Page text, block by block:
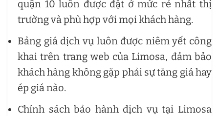
quận 10 luôn được đặt ở mức rẻ nhất thị
trường và phù hợp với mọi khách hàng.
Bảng giá dịch vụ luôn được niêm yết công
khai trên trang web của Limosa, đảm bảo
khách hàng không gặp phải sự tăng giá hay
ép giá nào.
Chính sách bảo hành dịch vụ tại Limosa